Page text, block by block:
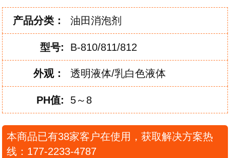
产品分类： 油田消泡剂
型号: B-810/811/812
外观： 透明液体/乳白色液体
PH值: 5～8
本商品已有38家客户在使用，获取解决方案热
线：177-2233-4787